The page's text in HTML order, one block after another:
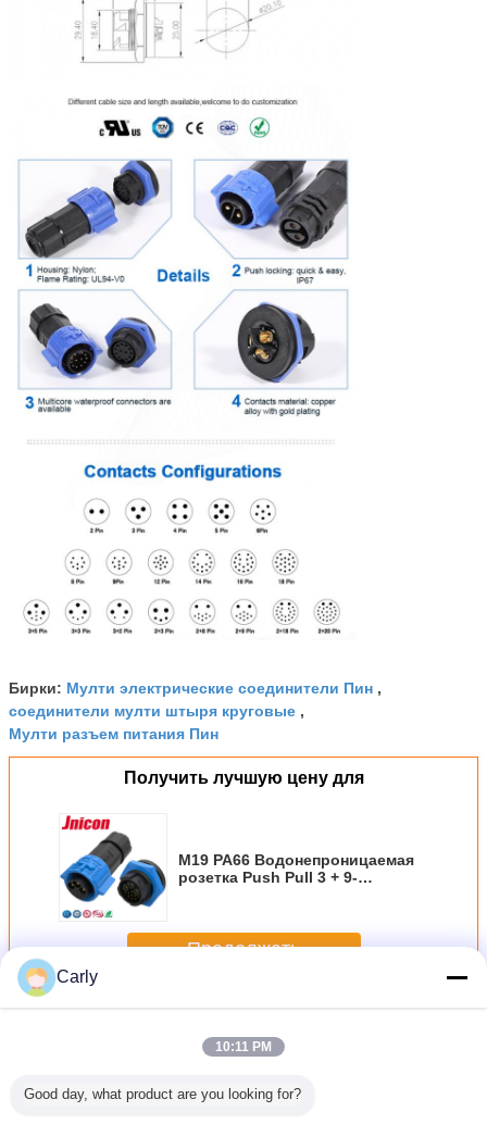
Бирки: Мулти электрические соединители Пин ,
соединители мулти штыря круговые ,
Мулти разъем питания Пин
Получить лучшую цену для
M19 PA66 Водонепроницаемая
розетка Push Pull 3 + 9-
Продолжать
БольшеМулти контактные разъемы водоустойчивые
Carly
10:11 PM
Good day, what product are you looking for?